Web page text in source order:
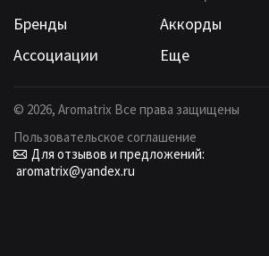
Бренды
Аккорды
Ассоциации
Еще
© 2026, Aromatrix Все права защищены
Пользовательское соглашение
Для отзывов и предложений:
aromatrix@yandex.ru